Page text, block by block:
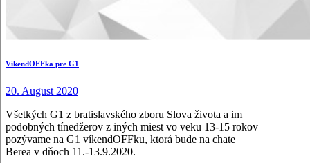
VíkendOFFka pre G1
20. August 2020
Všetkých G1 z bratislavského zboru Slova života a im
podobných tínedžerov z iných miest vo veku 13-15 rokov
pozývame na G1 víkendOFFku, ktorá bude na chate
Berea v dňoch 11.-13.9.2020.